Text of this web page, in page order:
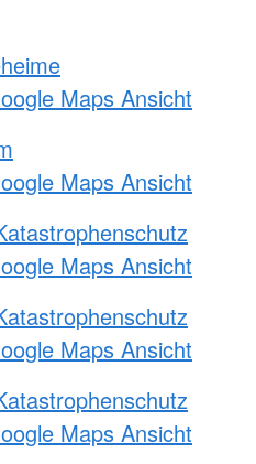
Maps Ansicht
Maps Ansicht
Maps Ansicht
Maps Ansicht
Maps Ansicht